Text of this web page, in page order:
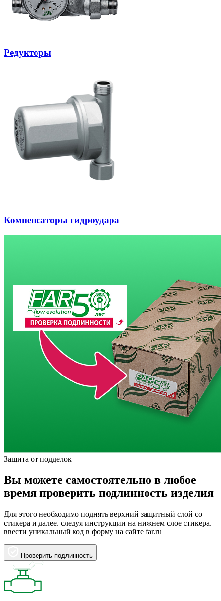
Редукторы
Компенсаторы гидроудара
Защита от подделок
Вы можете самостоятельно в любое
время проверить подлинность изделия
Для этого необходимо поднять верхний защитный слой со
стикера и далее, следуя инструкции на нижнем слое стикера,
ввести уникальный код в форму на сайте far.ru
Проверить подлинность